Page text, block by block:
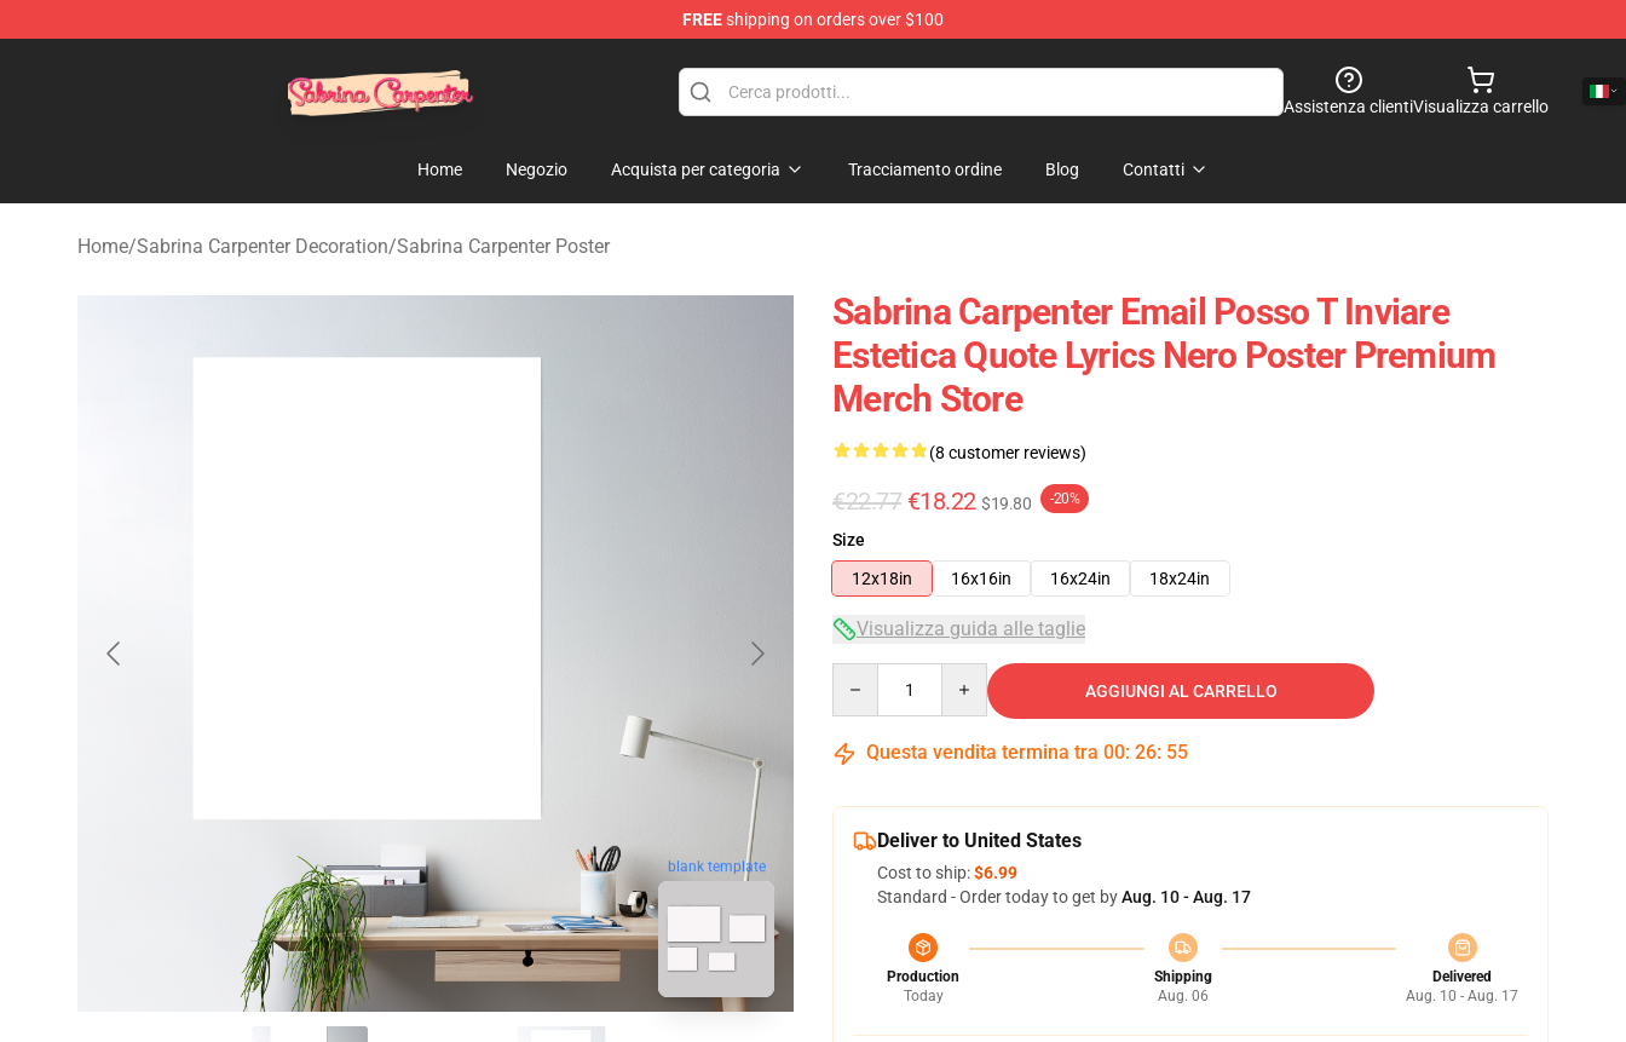
FREEshipping on orders over $100
Assistenza clientiVisualizza carrello
Home Negozio Acquista per categoria Tracciamento ordine Blog Contatti
Home/Sabrina Carpenter Decoration/Sabrina Carpenter Poster
blank template
Sabrina Carpenter Email Posso T Inviare
Estetica Quote Lyrics Nero Poster Premium
Merch Store
(8 customer reviews)
€22.77 €18.22 $19.80 -20%
Size
12x18in
16x16in 16x24in 18x24in
Visualizza guida alle taglie
AGGIUNGI AL CARRELLO
Questa vendita termina tra 00: 26: 54
Deliver to United States
Cost to ship:$6.99
Standard - Order today to get byAug. 10 - Aug. 17
Production
Today
Shipping
Aug. 06
Delivered
Aug. 10 - Aug. 17